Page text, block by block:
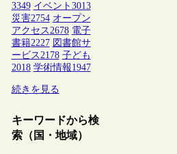
3349 イベント 3013
災害2754 オープン
アクセス2678 電子
書籍2227 図書館サ
ービス2178 子ども
2018 学術情報1947
続きを見る
キーワードから検
索（国・地域）